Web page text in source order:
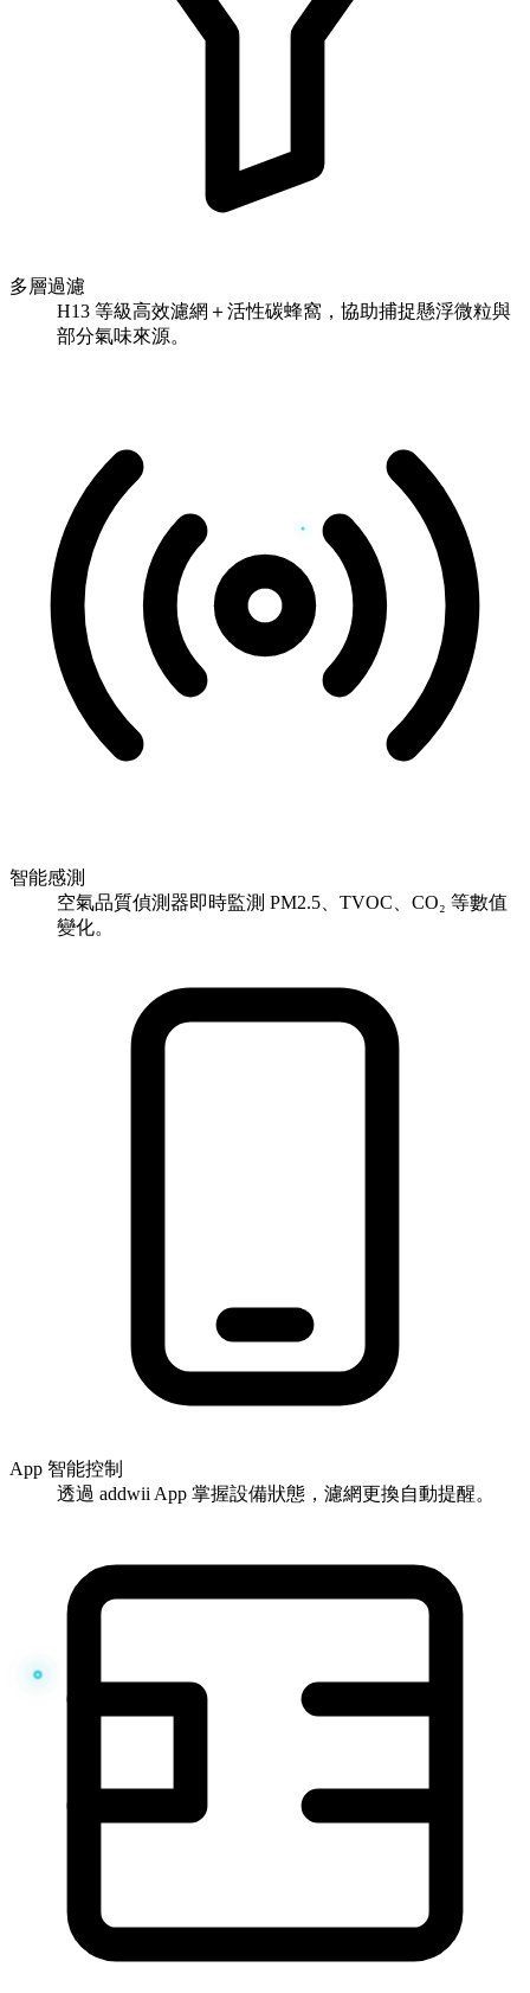
多層過濾
H13 等級高效濾網＋活性碳蜂窩，協助捕捉懸浮微粒與
部分氣味來源。
智能感測
空氣品質偵測器即時監測 PM2.5、TVOC、CO₂ 等數值
變化。
App 智能控制
透過 addwii App 掌握設備狀態，濾網更換自動提醒。